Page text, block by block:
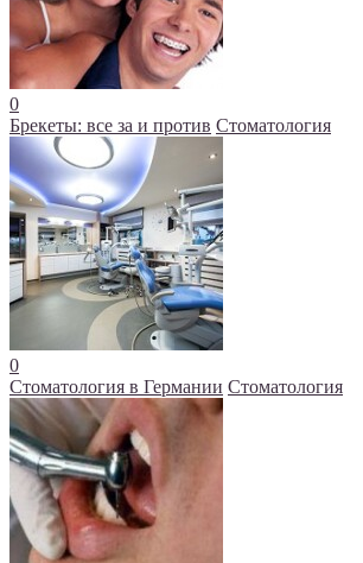
0
Брекеты: все за и против Стоматология
0
Стоматология в Германии Стоматология